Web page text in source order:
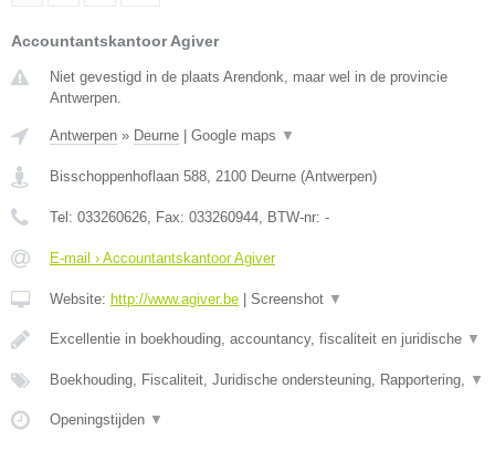
Accountantskantoor Agiver
Niet gevestigd in de plaats Arendonk, maar wel in de provincie
Antwerpen.
Antwerpen » Deurne Google maps ▼
Bisschoppenhoflaan 588, 2100 Deurne (Antwerpen)
Tel: 033260626, Fax: 033260944, BTW-nr: -
E-mail › Accountantskantoor Agiver
Website: http://www.agiver.be Screenshot ▼
Excellentie in boekhouding, accountancy, fiscaliteit en juridische ▼
Boekhouding, Fiscaliteit, Juridische ondersteuning, Rapportering, ▼
Openingstijden ▼